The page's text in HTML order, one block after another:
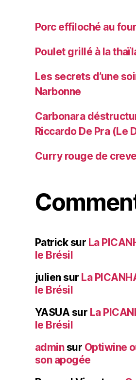
Porc effiloché au
Poulet grillé à la
Les secrets d’une
Narbonne
Carbonara
Riccardo De Pra (Le
Curry rouge de
Patricksur La
le Brésil
juliensur La
le Brésil
YASUA sur La
le Brésil
adminsur Optiwine
son apogée